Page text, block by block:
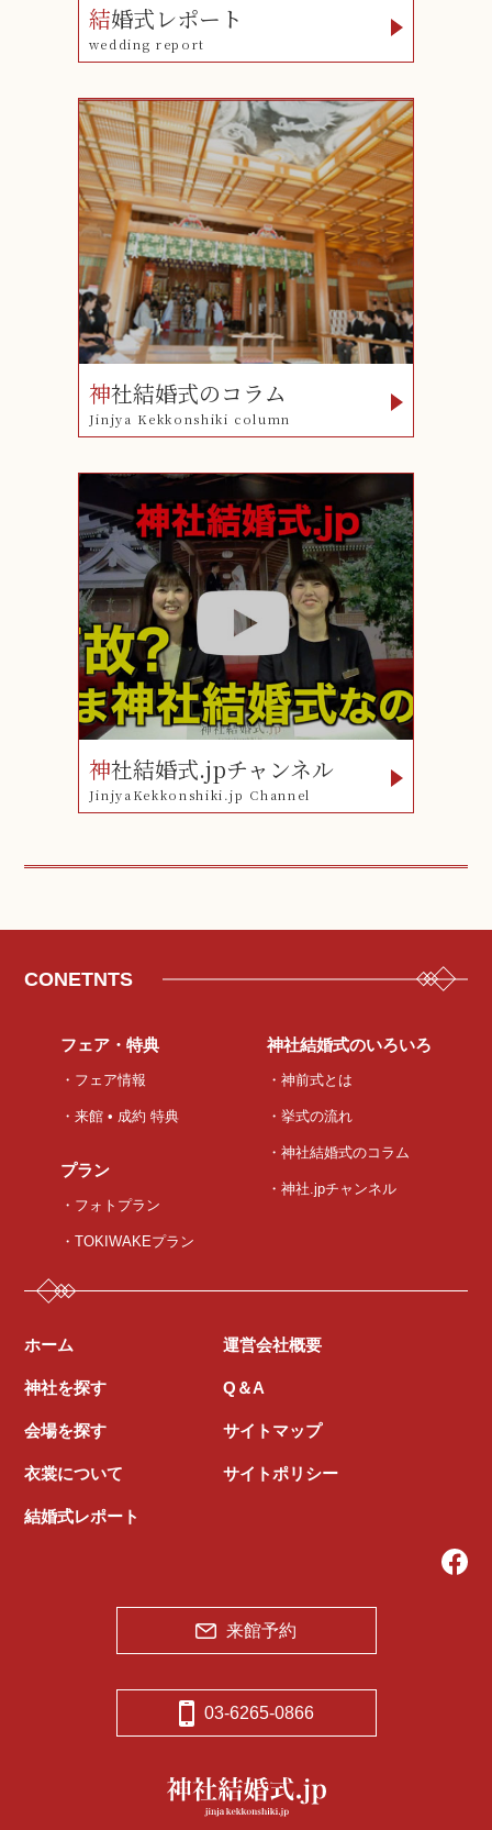
結婚式レポート
wedding report
神社結婚式のコラム
Jinjya Kekkonshiki column
神社結婚式.jpチャンネル
JinjyaKekkonshiki.jp Channel
CONETNTS
フェア・特典
・フェア情報
・来館 • 成約 特典
プラン
・フォトプラン
・TOKIWAKEプラン
神社結婚式のいろいろ
・神前式とは
・挙式の流れ
・神社結婚式のコラム
・神社.jpチャンネル
ホーム
神社を探す
会場を探す
衣裳について
結婚式レポート
運営会社概要
Q＆A
サイトマップ
サイトポリシー
来館予約
03-6265-0866